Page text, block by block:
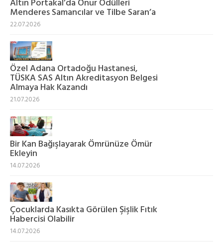
Altın Portakal’da Onur Ödülleri
Menderes Samancılar ve Tilbe Saran’a
22.07.2026
Özel Adana Ortadoğu Hastanesi,
TÜSKA SAS Altın Akreditasyon Belgesi
Almaya Hak Kazandı
21.07.2026
Bir Kan Bağışlayarak Ömrünüze Ömür
Ekleyin
14.07.2026
Çocuklarda Kasıkta Görülen Şişlik Fıtık
Habercisi Olabilir
14.07.2026